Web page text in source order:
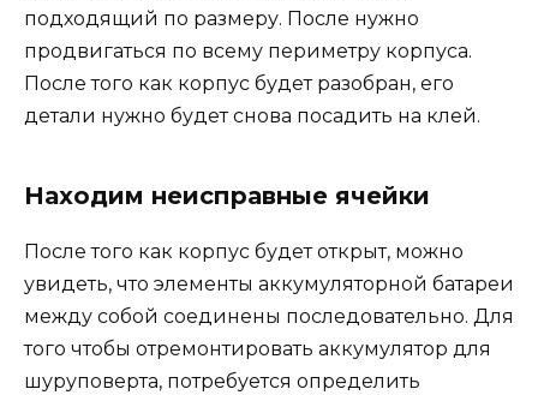
подходящий по размеру. После нужно
продвигаться по всему периметру корпуса.
После того как корпус будет разобран, его
детали нужно будет снова посадить на клей.
Находим неисправные ячейки
После того как корпус будет открыт, можно
увидеть, что элементы аккумуляторной батареи
между собой соединены последовательно. Для
того чтобы отремонтировать аккумулятор для
шуруповерта, потребуется определить